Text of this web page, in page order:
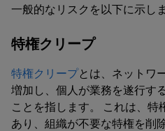
一般的なリスクを以下に示しま
特権クリープ
特権クリープとは、ネットワ
増加し、個人が業務を遂行す
ことを指します。 これは、
あり、組織が不要な特権を削